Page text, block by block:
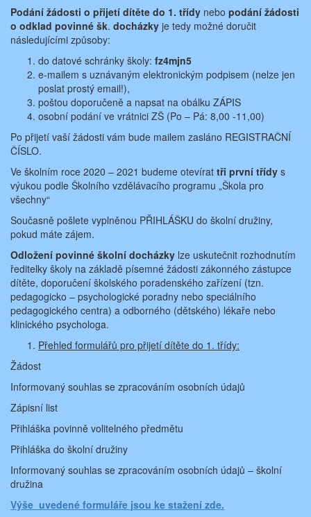
Podání žádosti o přijetí dítěte do 1. třídy nebo podání žádosti
o odklad povinné šk. docházky je tedy možné doručit
následujícími způsoby:
do datové schránky školy: fz4mjn5
e-mailem s uznávaným elektronickým podpisem (nelze jen
poslat prostý email!),
poštou doporučeně a napsat na obálku ZÁPIS
osobní podání ve vrátnici ZŠ (Po – Pá: 8,00 -11,00)
Po přijetí vaší žádosti vám bude mailem zasláno REGISTRAČNÍ
ČÍSLO.
Ve školním roce 2020 – 2021 budeme otevírat tři první třídy s
výukou podle Školního vzdělávacího programu „Škola pro
všechny“
Současně pošlete vyplněnou PŘIHLÁŠKU do školní družiny,
pokud máte zájem.
Odložení povinné školní docházky lze uskutečnit rozhodnutím
ředitelky školy na základě písemné žádosti zákonného zástupce
dítěte, doporučení školského poradenského zařízení (tzn.
pedagogicko – psychologické poradny nebo speciálního
pedagogického centra) a odborného (dětského) lékaře nebo
klinického psychologa.
Přehled formulářů pro přijetí dítěte do 1. třídy:
Žádost
Informovaný souhlas se zpracováním osobních údajů
Zápisní list
Přihláška povinně volitelného předmětu
Přihláška do školní družiny
Informovaný souhlas se zpracováním osobních údajů – školní
družina
Výše uvedené formuláře jsou ke stažení zde.